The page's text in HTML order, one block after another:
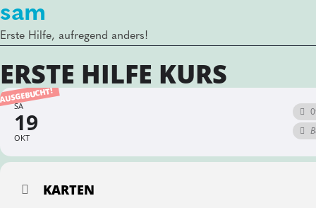
sam
Erste Hilfe, aufregend anders!
ERSTE HILFE KURS
SA
19
OKT
KARTEN